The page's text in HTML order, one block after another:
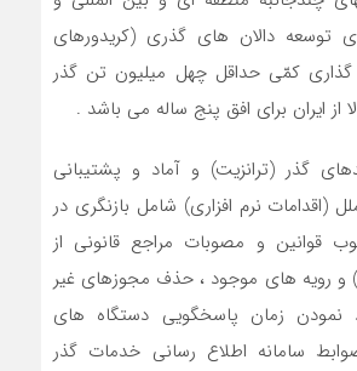
توسعه دالان های گذری (کریدورهای
گذاری کمّی حداقل چهل میلیون تن گذر
از ایران برای افق پنج ساله می باشد .
گذر (ترانزیت) و آماد و پشتیبانی
(اقدامات نرم افزاری) شامل بازنگری در
قوانین و مصوبات مراجع قانونی از
و رویه های موجود ، حذف مجوزهای غیر
زمان پاسخگویی دستگاه های
سامانه اطلاع رسانی خدمات گذر